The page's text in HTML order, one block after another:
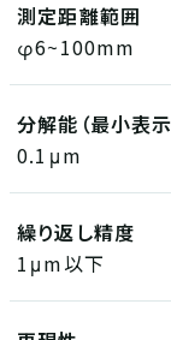
測定距離範囲
φ6~100mm
分解能（最小表示
0.1μm
繰り返し精度
1μm以下